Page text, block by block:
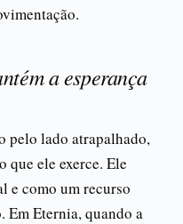
a esperança
pelo lado atrapalhado,
que ele exerce. Ele
e como um recurso
Em Eternia, quando a